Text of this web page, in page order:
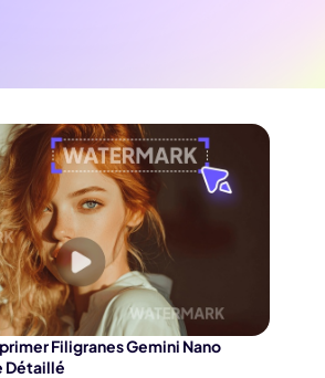
Filigranes Gemini Nano
Détaillé